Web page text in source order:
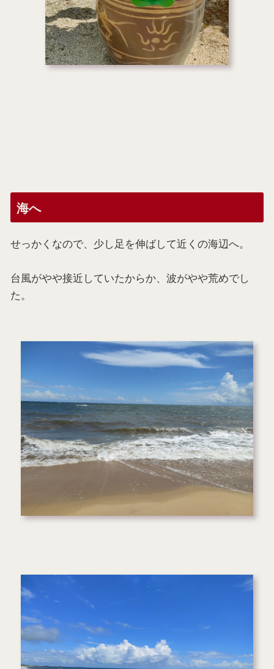
海へ
せっかくなので、少し足を伸ばして近くの海辺へ。
台風がやや接近していたからか、波がやや荒めでし
た。